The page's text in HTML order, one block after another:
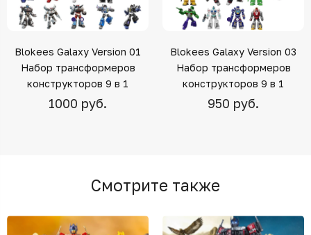
Blokees Galaxy Version 01
Набор трансформеров
конструкторов 9 в 1
1000 руб.
Blokees Galaxy Version 03
Набор трансформеров
конструкторов 9 в 1
950 руб.
Смотрите также